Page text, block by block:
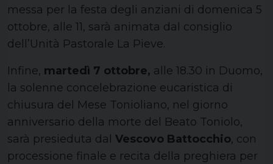
messa per la festa degli anziani di domenica 5
ottobre, alle 11, sarà animata dal consiglio
dell’Unità Pastorale La Pieve.
Infine, martedì 7 ottobre, alle 18.30 in Duomo,
la solenne concelebrazione eucaristica di
chiusura del Mese Tonioliano, nel giorno
anniversario della morte del Beato Toniolo,
sarà presieduta dal Vescovo Battocchio, con
processione finale e recita della preghiera per